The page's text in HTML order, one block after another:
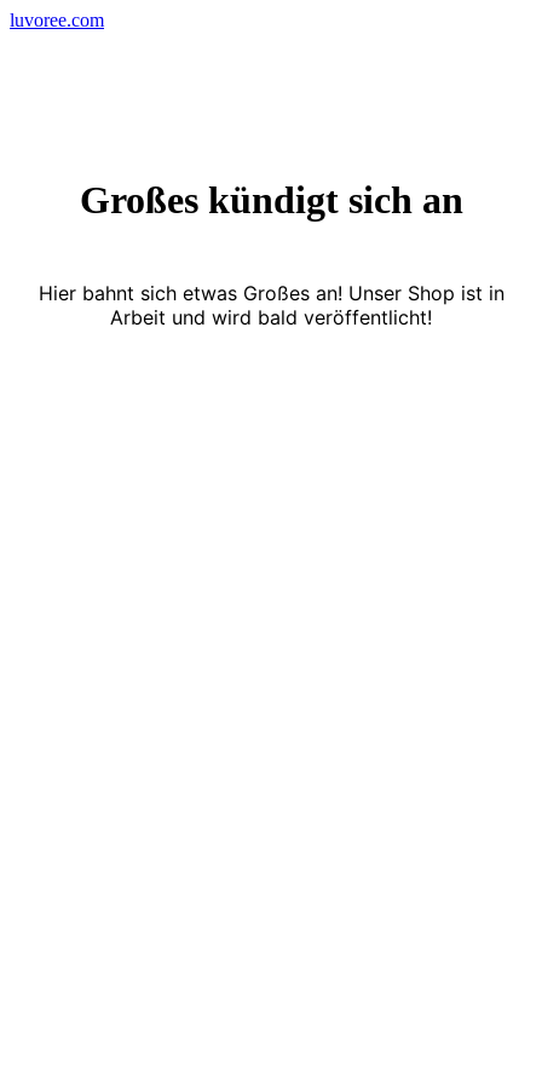
Skip
luvoree.com
Großes kündigt sich an
Hier bahnt sich etwas Großes an! Unser Shop ist in
Arbeit und wird bald veröffentlicht!